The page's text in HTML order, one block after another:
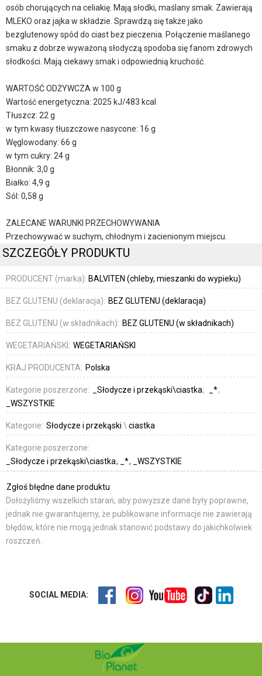
osób chorujących na celiakię. Mają słodki, maślany smak. Zawierają
MLEKO oraz jajka w składzie. Sprawdzą się także jako
bezglutenowy spód do ciast bez pieczenia. Połączenie maślanego
smaku z dobrze wyważoną słodyczą spodoba się fanom zdrowych
słodkości. Mają ciekawy smak i odpowiednią kruchość.
WARTOŚĆ ODŻYWCZA w 100 g
Wartość energetyczna: 2025 kJ/483 kcal
Tłuszcz: 22 g
w tym kwasy tłuszczowe nasycone: 16 g
Węglowodany: 66 g
w tym cukry: 24 g
Błonnik: 3,0 g
Białko: 4,9 g
Sól: 0,58 g
ZALECANE WARUNKI PRZECHOWYWANIA
Przechowywać w suchym, chłodnym i zacienionym miejscu.
SZCZEGÓŁY PRODUKTU
PRODUCENT (marka): BALVITEN (chleby, mieszanki do wypieku)
BEZ GLUTENU (deklaracja): BEZ GLUTENU (deklaracja)
BEZ GLUTENU (w składnikach): BEZ GLUTENU (w składnikach)
WEGETARIAŃSKI: WEGETARIAŃSKI
KRAJ PRODUCENTA: Polska
Kategorie poszerzone: _Słodycze i przekąski\ciastka
_*
_WSZYSTKIE
Kategorie: Słodycze i przekąski \ ciastka
Kategorie poszerzone:
_Słodycze i przekąski\ciastka
_* _WSZYSTKIE
Zgłoś błędne dane produktu
Dołożyliśmy wszelkich starań, aby powyższe dane były poprawne,
jednak nie gwarantujemy, że publikowane informacje nie zawierają
błędów, które nie mogą jednak stanowić podstawy do jakichkolwiek
roszczeń.
SOCIAL MEDIA: